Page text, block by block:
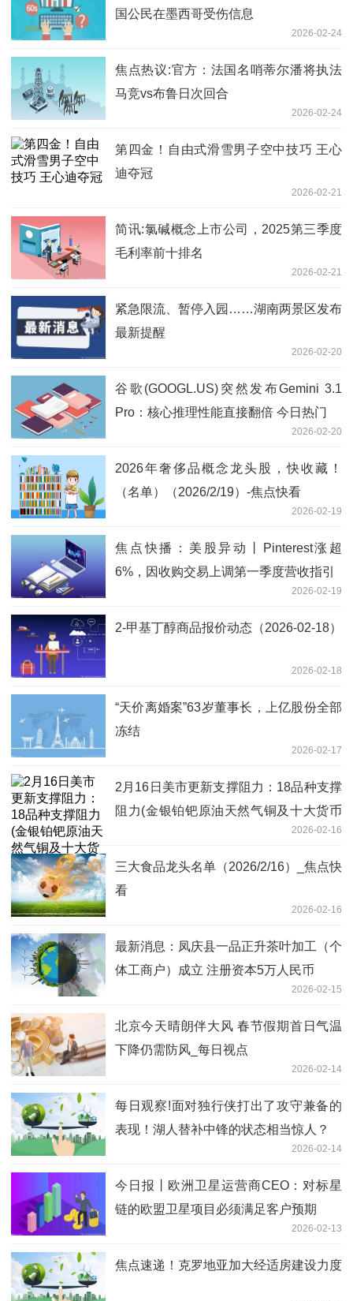
国公民在墨西哥受伤信息
2026-02-24
焦点热议:官方：法国名哨蒂尔潘将执法
马竞vs布鲁日次回合
2026-02-24
第四金！自由式滑雪男子空中技巧 王心
迪夺冠
2026-02-21
简讯:氯碱概念上市公司，2025第三季度
毛利率前十排名
2026-02-21
紧急限流、暂停入园……湖南两景区发布
最新提醒
2026-02-20
谷歌(GOOGL.US)突然发布Gemini 3.1
Pro：核心推理性能直接翻倍 今日热门
2026-02-20
2026年奢侈品概念龙头股，快收藏！
（名单）（2026/2/19）-焦点快看
2026-02-19
焦点快播：美股异动丨Pinterest涨超
6%，因收购交易上调第一季度营收指引
2026-02-19
2-甲基丁醇商品报价动态（2026-02-18）
2026-02-18
“天价离婚案”63岁董事长，上亿股份全部
冻结
2026-02-17
2月16日美市更新支撑阻力：18品种支撑
阻力(金银铂钯原油天然气铜及十大货币
2026-02-16
三大食品龙头名单（2026/2/16）_焦点快
看
2026-02-16
最新消息：凤庆县一品正升茶叶加工（个
体工商户）成立 注册资本5万人民币
2026-02-15
北京今天晴朗伴大风 春节假期首日气温
下降仍需防风_每日视点
2026-02-14
每日观察!面对独行侠打出了攻守兼备的
表现！湖人替补中锋的状态相当惊人？
2026-02-14
今日报丨欧洲卫星运营商CEO：对标星
链的欧盟卫星项目必须满足客户预期
2026-02-13
焦点速递！克罗地亚加大经适房建设力度